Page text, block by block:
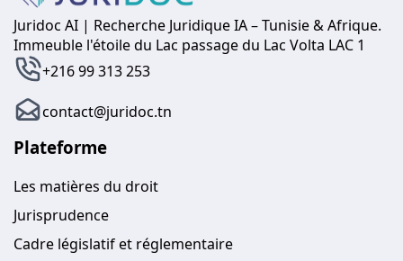
Juridoc AI | Recherche Juridique IA – Tunisie & Afrique.
Immeuble l'étoile du Lac passage du Lac Volta LAC 1
+216 99 313 253
contact@juridoc.tn
Plateforme
Les matières du droit
Jurisprudence
Cadre législatif et réglementaire